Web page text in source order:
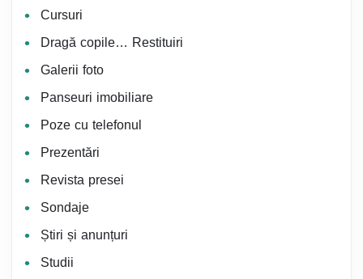
Cursuri
Dragă copile… Restituiri
Galerii foto
Panseuri imobiliare
Poze cu telefonul
Prezentări
Revista presei
Sondaje
Știri și anunțuri
Studii